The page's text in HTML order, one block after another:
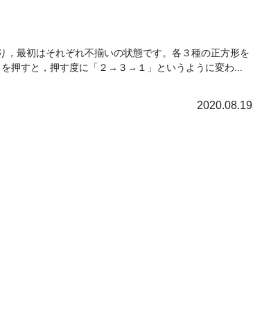
最初はそれぞれ不揃いの状態です。各３種の正方形を
押すと，押す度に「２→３→１」というように変わ...
2020.08.19